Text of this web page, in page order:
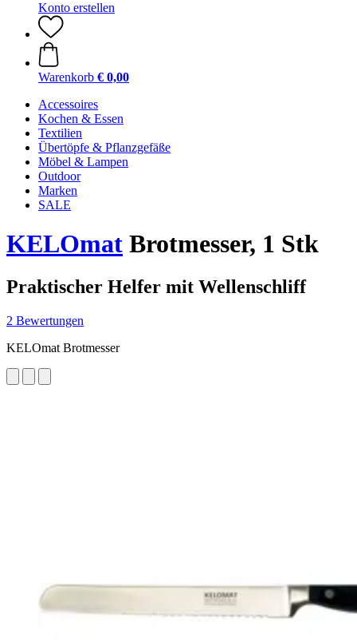
Konto erstellen
Warenkorb € 0,00
Accessoires
Kochen & Essen
Textilien
Übertöpfe & Pflanzgefäße
Möbel & Lampen
Outdoor
Marken
SALE
KELOmat Brotmesser, 1 Stk
Praktischer Helfer mit Wellenschliff
2 Bewertungen
KELOmat Brotmesser